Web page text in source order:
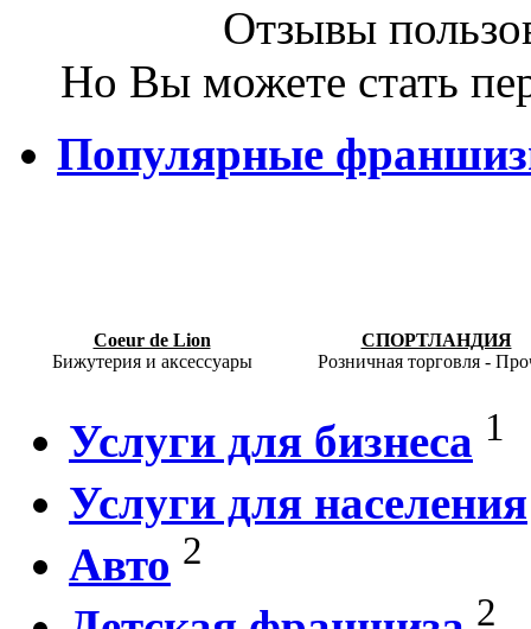
Отзывы
Но Вы можете стать
Популярные
Coeur de Lion
Бижутерия и аксессуары
СПОРТЛАНДИЯ
Розничная торговля -
Услуги для бизнеса 1
Услуги для населения
Авто 2
2